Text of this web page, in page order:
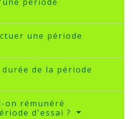
une période
de la période
on rémunéré
d'essai ?